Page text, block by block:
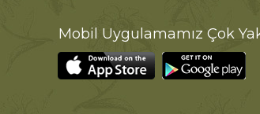
Mobil Uygulamamız Çok